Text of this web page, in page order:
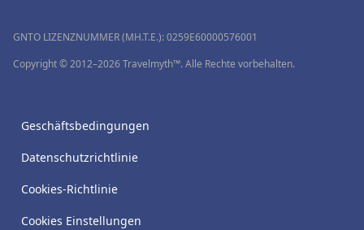
GNTO LIZENZNUMMER (MH.T.E.): 0259Ε60000576001
Copyright © 2012–2026 Travelmyth™. Alle Rechte vorbehalten.
Geschäftsbedingungen
Datenschutzrichtlinie
Cookies-Richtlinie
Cookies Einstellungen